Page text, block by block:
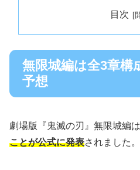
目次
無限城編は全3章構
予想
劇場版『鬼滅の刃』無限城編は
ことが公式に発表されました。